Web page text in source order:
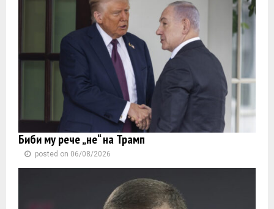
Биби му рече „не“ на Трамп
posted on 06/08/2026